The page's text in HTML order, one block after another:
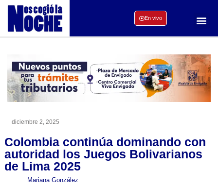
En vivo
diciembre 2, 2025
Colombia continúa dominando con
autoridad los Juegos Bolivarianos
de Lima 2025
Mariana González